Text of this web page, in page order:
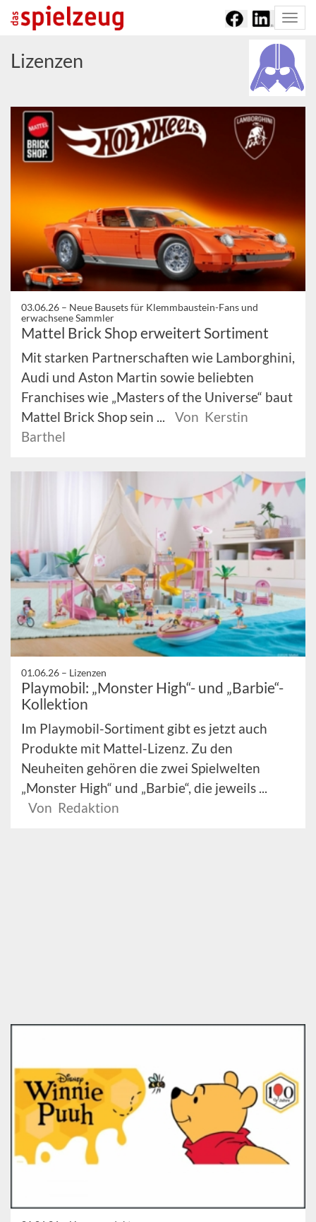
Lizenzen
03.06.26 – Neue Bausets für Klemmbaustein-Fans und
erwachsene Sammler
Mattel Brick Shop erweitert Sortiment
Mit starken Partnerschaften wie Lamborghini,
Audi und Aston Martin sowie beliebten
Franchises wie „Masters of the Universe“ baut
Mattel Brick Shop sein ...
Von Kerstin
Barthel
01.06.26 – Lizenzen
Playmobil: „Monster High“- und „Barbie“-
Kollektion
Im Playmobil-Sortiment gibt es jetzt auch
Produkte mit Mattel-Lizenz. Zu den
Neuheiten gehören die zwei Spielwelten
„Monster High“ und „Barbie“, die jeweils ...
Von Redaktion